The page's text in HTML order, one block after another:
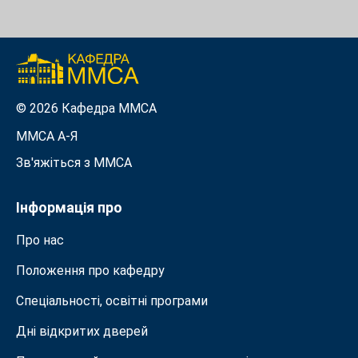
© 2026 Кафедра ММСА
ММСА A-Я
Зв'яжіться з MMСА
Інформація про
Про нас
Положення про кафедру
Спеціальності, освітні програми
Дні відкритих дверей